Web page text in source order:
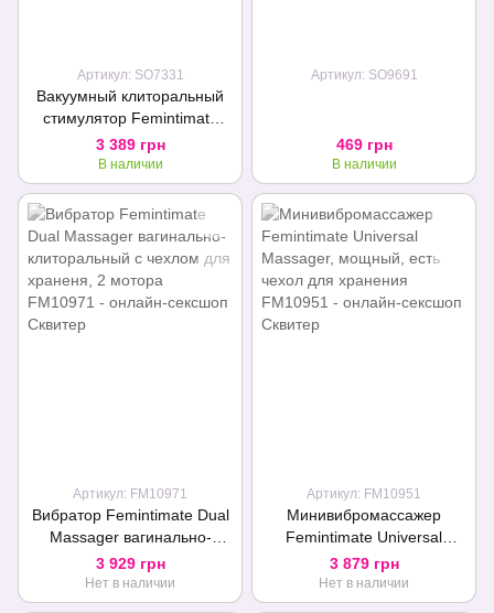
Артикул: SO7331
Вакуумный клиторальный
стимулятор Femintimate
Daisy Massager Pink
3 389 грн
В наличии
Артикул: SO9691
469 грн
В наличии
Артикул: FM10971
Вибратор Femintimate Dual
Massager вагинально-
клиторальный с чехлом для
храненя, 2 мотора
3 929 грн
Нет в наличии
Артикул: FM10951
Минивибромассажер
Femintimate Universal
Massager, мощный, есть
чехол для хранения
3 879 грн
Нет в наличии